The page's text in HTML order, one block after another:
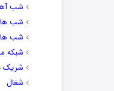
شب
شب
شب
شبکه
شریک
شغال